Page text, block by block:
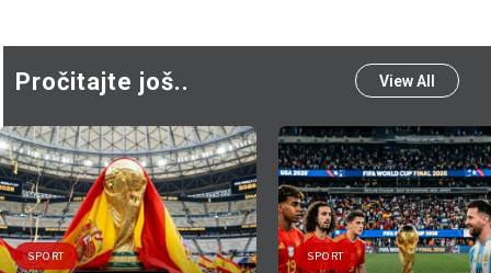
Pročitajte još.. View All
SPORT SPORT